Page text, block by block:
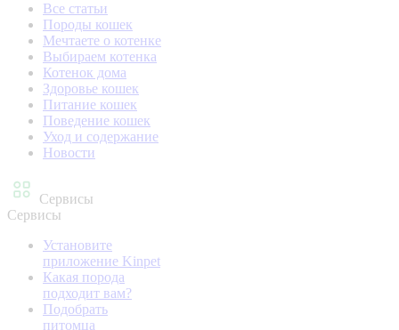
Все статьи
Породы кошек
Мечтаете о котенке
Выбираем котенка
Котенок дома
Здоровье кошек
Питание кошек
Поведение кошек
Уход и содержание
Новости
Сервисы
Сервисы
Установите
приложение Kinpet
Какая порода
подходит вам?
Подобрать
питомца